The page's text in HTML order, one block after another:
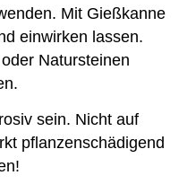
Mit Gießkanne
einwirken lassen.
Natursteinen
sein. Nicht auf
pflanzenschädigend